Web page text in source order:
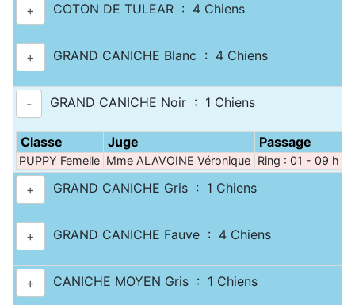
+ COTON DE TULEAR : 4 Chiens
+ GRAND CANICHE Blanc : 4 Chiens
- GRAND CANICHE Noir : 1 Chiens
Classe Juge Passage
PUPPY Femelle Mme ALAVOINE Véronique Ring : 01 - 09 h
+ GRAND CANICHE Gris : 1 Chiens
+ GRAND CANICHE Fauve : 4 Chiens
+ CANICHE MOYEN Gris : 1 Chiens